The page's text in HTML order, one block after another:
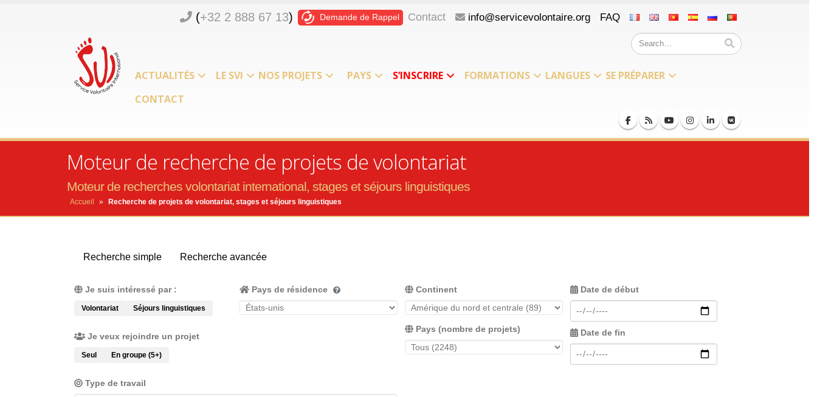
(+32 2 888 67 13) Demande de Rappel Contact info@servicevolontaire.org FAQ
ACTUALITÉS LE SVI NOS PROJETS PAYS S’INSCRIRE FORMATIONS LANGUES
SE PRÉPARER
CONTACT
Moteur de recherche de projets de volontariat
Moteur de recherches volontariat international, stages et séjours linguistiques
Accueil » Recherche de projets de volontariat, stages et séjours linguistiques
Recherche simple Recherche avancée
Je suis intéressé par :
Volontariat Séjours linguistiques
Je veux rejoindre un projet
Seul En groupe (5+)
Pays de résidence Continent
Pays (nombre de projets)
Date de début
Date de fin
Type de travail